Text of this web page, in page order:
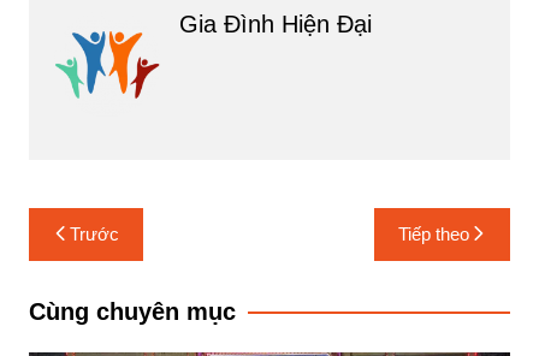
Gia Đình Hiện Đại
Điều
hướng
bài
Trước Tiếp theo
Cùng chuyên mục